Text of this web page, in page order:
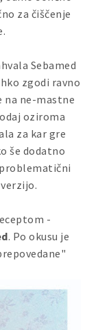
za čiščenje
Sebamed
zgodi ravno
na ne-mastne
oziroma
za kar gre
še dodatno
-
. Po okusu je